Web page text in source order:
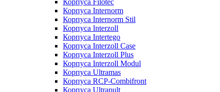
Корпуса Internorm
Корпуса Internorm Stil
Корпуса Interzoll
Корпуса Intertego
Корпуса Interzoll Case
Корпуса Interzoll Plus
Корпуса Interzoll Modul
Корпуса Ultramas
Корпуса RCP-Combifront
Корпуса Ultrapult